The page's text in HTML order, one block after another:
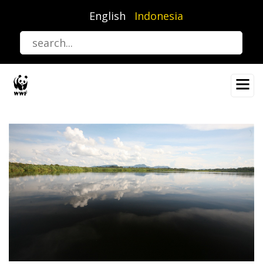
utama
English Indonesia